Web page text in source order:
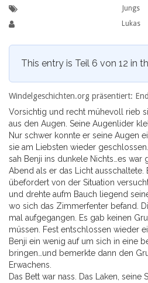
Jungs
Lukas
This entry is Teil 6 von 12 in
Windelgeschichten.org präsentiert:
Vorsichtig und recht mühevoll rieb
aus den Augen. Seine Augenlider
Nur schwer konnte er seine Augen
sie am Liebsten wieder
sah Benji ins dunkele Nichts…es war
Abend als er das Licht
übefordert von der Situation
und drehte aufm Bauch liegend
wo sich das Zimmerfenter befand.
mal aufgegangen. Es gab keinen
müssen. Fest entschlossen wieder
Benji ein wenig auf um sich in eine
bringen…und bemerkte dann den
Erwachens.
Das Bett war nass. Das Laken, seine